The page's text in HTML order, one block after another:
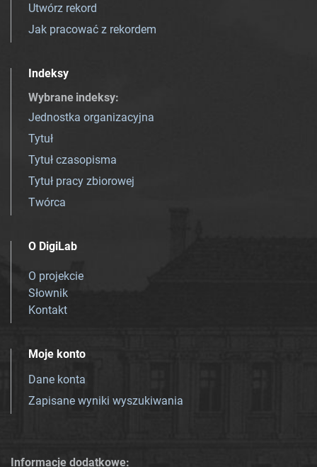
Utwórz rekord
Jak pracować z rekordem
Indeksy
Wybrane indeksy:
Jednostka organizacyjna
Tytuł
Tytuł czasopisma
Tytuł pracy zbiorowej
Twórca
O DigiLab
O projekcie
Słownik
Kontakt
Moje konto
Dane konta
Zapisane wyniki wyszukiwania
Informacje dodatkowe: